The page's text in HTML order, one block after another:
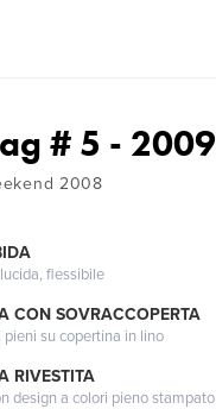
# 5 - 2009
2008
flessibile
CON SOVRACCOPERTA
su copertina in lino
RIVESTITA
design a colori pieno stampato